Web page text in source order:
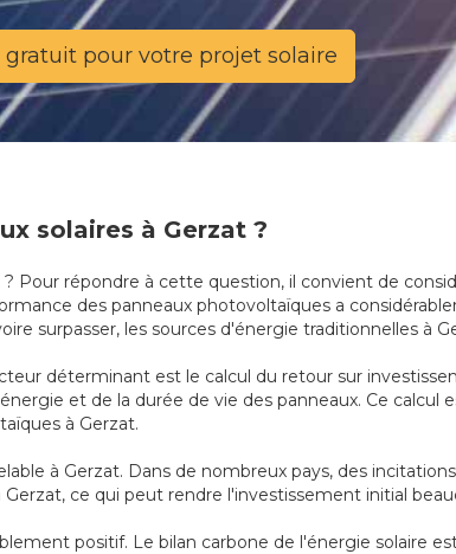
gratuit pour votre projet solaire
solaires à Gerzat ?
Pour répondre à cette question, il convient de
des panneaux photovoltaïques a
surpasser, les sources d'énergie traditionnelles à
déterminant est le calcul du retour sur
et de la durée de vie des panneaux. Ce calcul
à Gerzat.
à Gerzat. Dans de nombreux pays, des
ce qui peut rendre l'investissement initial
positif. Le bilan carbone de l'énergie solaire